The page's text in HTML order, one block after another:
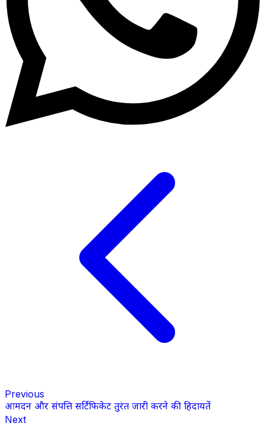
Previous
आमदन और संपत्ति सर्टिफिकेट तुरंत जारी करने की हिदायतें
Next